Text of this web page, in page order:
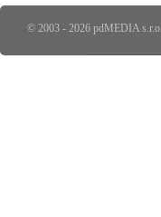
© 2003 - 2026 pdMEDIA s.r.o.